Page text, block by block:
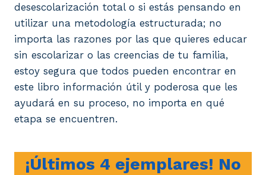
desescolarización total o si estás pensando en
utilizar una metodología estructurada; no
importa las razones por las que quieres educar
sin escolarizar o las creencias de tu familia,
estoy segura que todos pueden encontrar en
este libro información útil y poderosa que les
ayudará en su proceso, no importa en qué
etapa se encuentren.
¡Últimos 4 ejemplares! No